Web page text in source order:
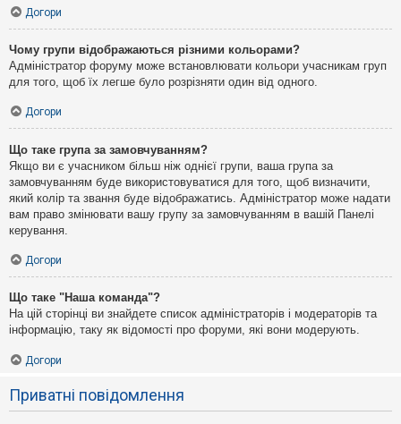
Догори
Чому групи відображаються різними кольорами?
Адміністратор форуму може встановлювати кольори учасникам груп
для того, щоб їх легше було розрізняти один від одного.
Догори
Що таке група за замовчуванням?
Якщо ви є учасником більш ніж однієї групи, ваша група за
замовчуванням буде використовуватися для того, щоб визначити,
який колір та звання буде відображатись. Адміністратор може надати
вам право змінювати вашу групу за замовчуванням в вашій Панелі
керування.
Догори
Що таке "Наша команда"?
На цій сторінці ви знайдете список адміністраторів і модераторів та
інформацію, таку як відомості про форуми, які вони модерують.
Догори
Приватні повідомлення